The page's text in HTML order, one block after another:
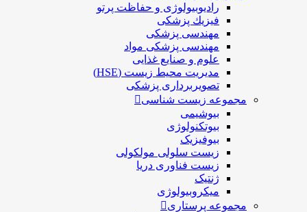
رادیوبیولوژی و حفاظت پرتو
فيزيك پزشکی
مهندسی پزشکی
مهندسی پزشکی مواد
علوم و صنايع غذایی
مدیریت محیط زیست (HSE)
تصویربرداری پزشکی
مجموعه زیست شناسی
بیوشیمی
بیوتکنولوژی
بیوفیزیک
زیست سلولی مولکولی
زیست فناوری دریا
ژنتیک
میکروبیولوژی
مجموعه پرستاری